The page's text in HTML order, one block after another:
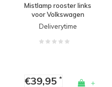
Mistlamp rooster links
voor Volkswagen
Transporter T5 / T5.1
Sportline
Deliverytime
€39,95* +